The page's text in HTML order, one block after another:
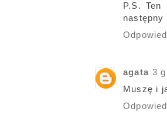
P.S.
agata 3
Muszę i